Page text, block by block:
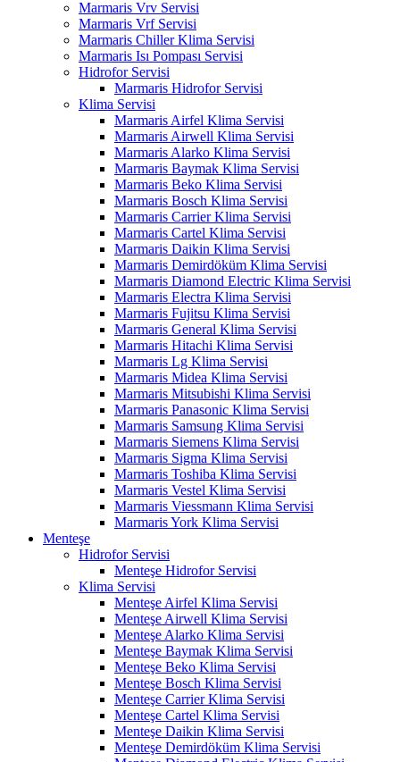
Marmaris Vrv Servisi
Marmaris Vrf Servisi
Marmaris Chiller Klima Servisi
Marmaris Isı Pompası Servisi
Hidrofor Servisi
Marmaris Hidrofor Servisi
Klima Servisi
Marmaris Airfel Klima Servisi
Marmaris Airwell Klima Servisi
Marmaris Alarko Klima Servisi
Marmaris Baymak Klima Servisi
Marmaris Beko Klima Servisi
Marmaris Bosch Klima Servisi
Marmaris Carrier Klima Servisi
Marmaris Cartel Klima Servisi
Marmaris Daikin Klima Servisi
Marmaris Demirdöküm Klima Servisi
Marmaris Diamond Electric Klima Servisi
Marmaris Electra Klima Servisi
Marmaris Fujitsu Klima Servisi
Marmaris General Klima Servisi
Marmaris Hitachi Klima Servisi
Marmaris Lg Klima Servisi
Marmaris Midea Klima Servisi
Marmaris Mitsubishi Klima Servisi
Marmaris Panasonic Klima Servisi
Marmaris Samsung Klima Servisi
Marmaris Siemens Klima Servisi
Marmaris Sigma Klima Servisi
Marmaris Toshiba Klima Servisi
Marmaris Vestel Klima Servisi
Marmaris Viessmann Klima Servisi
Marmaris York Klima Servisi
Menteşe
Hidrofor Servisi
Menteşe Hidrofor Servisi
Klima Servisi
Menteşe Airfel Klima Servisi
Menteşe Airwell Klima Servisi
Menteşe Alarko Klima Servisi
Menteşe Baymak Klima Servisi
Menteşe Beko Klima Servisi
Menteşe Bosch Klima Servisi
Menteşe Carrier Klima Servisi
Menteşe Cartel Klima Servisi
Menteşe Daikin Klima Servisi
Menteşe Demirdöküm Klima Servisi